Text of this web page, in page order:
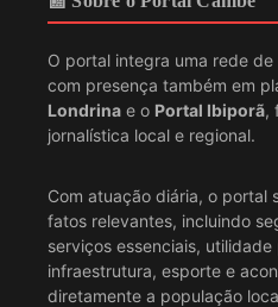
O portal integra uma rede
com presença também em
Londrina e o Portal Ibiporã,
jornalística local e regional.
Com atuação diária, o portal
fatos relevantes, incluindo
serviços essenciais,
infraestrutura, esporte e
diretamente a população